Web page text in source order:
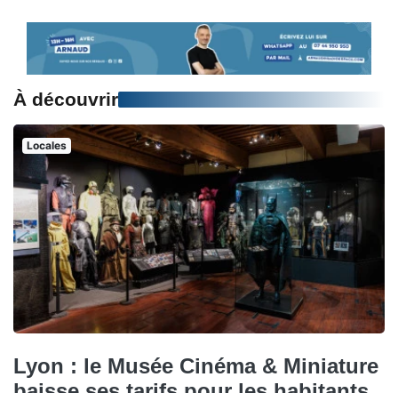
À découvrir
Locales
Lyon : le Musée Cinéma & Miniature